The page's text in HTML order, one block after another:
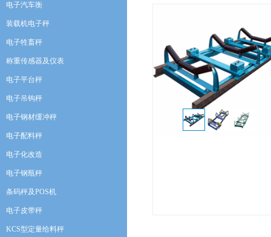
电子汽车衡
装载机电子秤
电子牲畜秤
称重传感器及仪表
电子平台秤
电子吊钩秤
电子钢材缓冲秤
电子配料秤
电子化改造
电子钢瓶秤
条码秤及POS机
电子皮带秤
KCS型定量给料秤